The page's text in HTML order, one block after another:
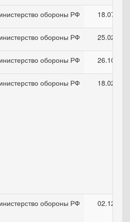
обороны РФ
обороны РФ
обороны РФ
обороны РФ
обороны РФ